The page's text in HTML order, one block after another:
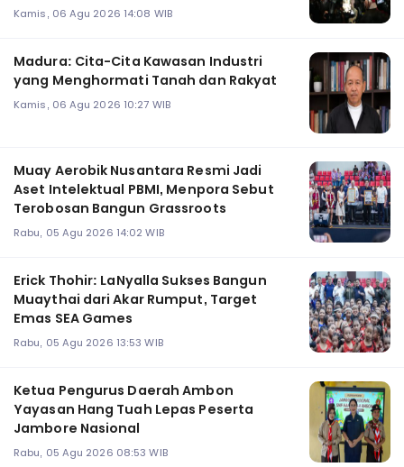
Kamis, 06 Agu 2026 14:08 WIB
Madura: Cita-Cita Kawasan Industri
yang Menghormati Tanah dan Rakyat
Kamis, 06 Agu 2026 10:27 WIB
Muay Aerobik Nusantara Resmi Jadi
Aset Intelektual PBMI, Menpora Sebut
Terobosan Bangun Grassroots
Rabu, 05 Agu 2026 14:02 WIB
Erick Thohir: LaNyalla Sukses Bangun
Muaythai dari Akar Rumput, Target
Emas SEA Games
Rabu, 05 Agu 2026 13:53 WIB
Ketua Pengurus Daerah Ambon
Yayasan Hang Tuah Lepas Peserta
Jambore Nasional
Rabu, 05 Agu 2026 08:53 WIB